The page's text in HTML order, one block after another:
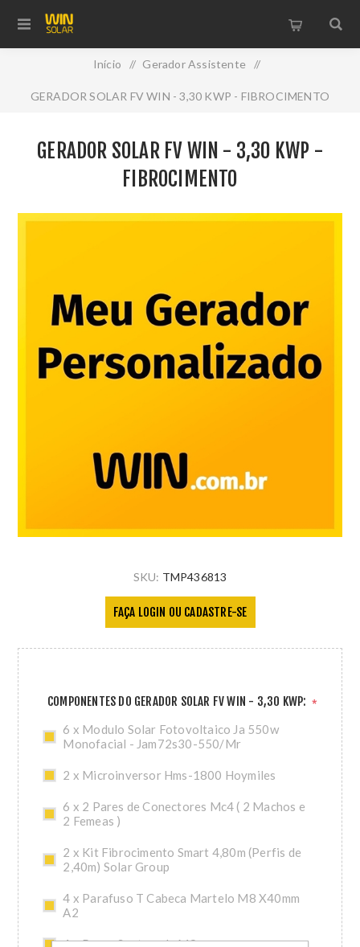
Início / Gerador Assistente /
GERADOR SOLAR FV WIN - 3,30 KWP - FIBROCIMENTO
GERADOR SOLAR FV WIN - 3,30 KWP -
FIBROCIMENTO
SKU: TMP436813
FAÇA LOGIN OU CADASTRE-SE
COMPONENTES DO GERADOR SOLAR FV WIN - 3,30 KWP: *
6 x Modulo Solar Fotovoltaico Ja 550w
Monofacial - Jam72s30-550/Mr
2 x Microinversor Hms-1800 Hoymiles
6 x 2 Pares de Conectores Mc4 ( 2 Machos e
2 Femeas )
2 x Kit Fibrocimento Smart 4,80m (Perfis de
2,40m) Solar Group
4 x Parafuso T Cabeca Martelo M8 X40mm
A2
4 x Porca Sextavada M8